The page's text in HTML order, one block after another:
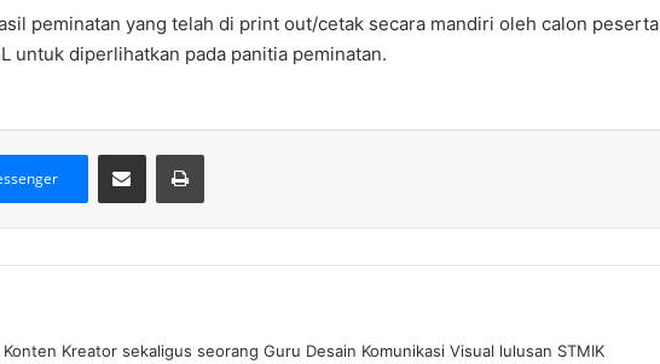
peminatan yang telah di print out/cetak secara mandiri oleh calon peserta
untuk diperlihatkan pada panitia peminatan.
Bagikan via Email Print
Kreator sekaligus seorang Guru Desain Komunikasi Visual lulusan STMIK